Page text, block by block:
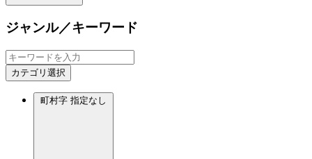
ジャンル／キーワード
カテゴリ選択
町村字 指定なし